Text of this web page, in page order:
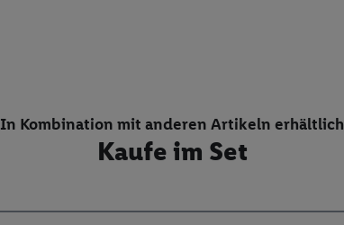
In Kombination mit anderen Artikeln erhältlich
Kaufe im Set